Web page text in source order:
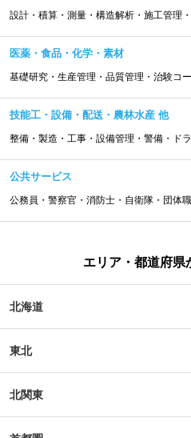
設計・積算・測量・構造解析・施工管理
医薬・食品・化学・素材
基礎研究・生産管理・品質管理・治験コ
技能工・設備・配送・農林水産 他
整備・製造・工事・設備管理・警備・ド
公共サービス
公務員・警察官・消防士・自衛隊・団体
エリア・都道府県
北海道
東北
北関東